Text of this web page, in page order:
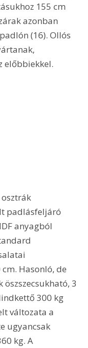
155 cm
azonban
(16). Ollós
előbbiekkel.
padlásfeljáró
anyagból
Hasonló, de
3
300 kg
változata a
ugyancsak
kg. A